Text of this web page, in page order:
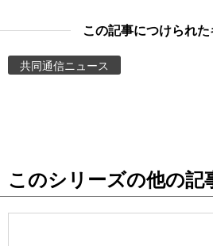
お知らせ
この記事につけられ
共同通信ニュース
このシリーズの他の記